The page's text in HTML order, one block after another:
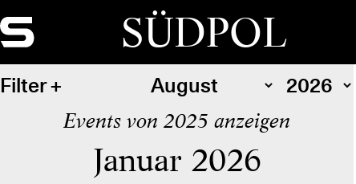
SÜDPOL
Filter
Events von 2025 anzeigen
Januar 2026